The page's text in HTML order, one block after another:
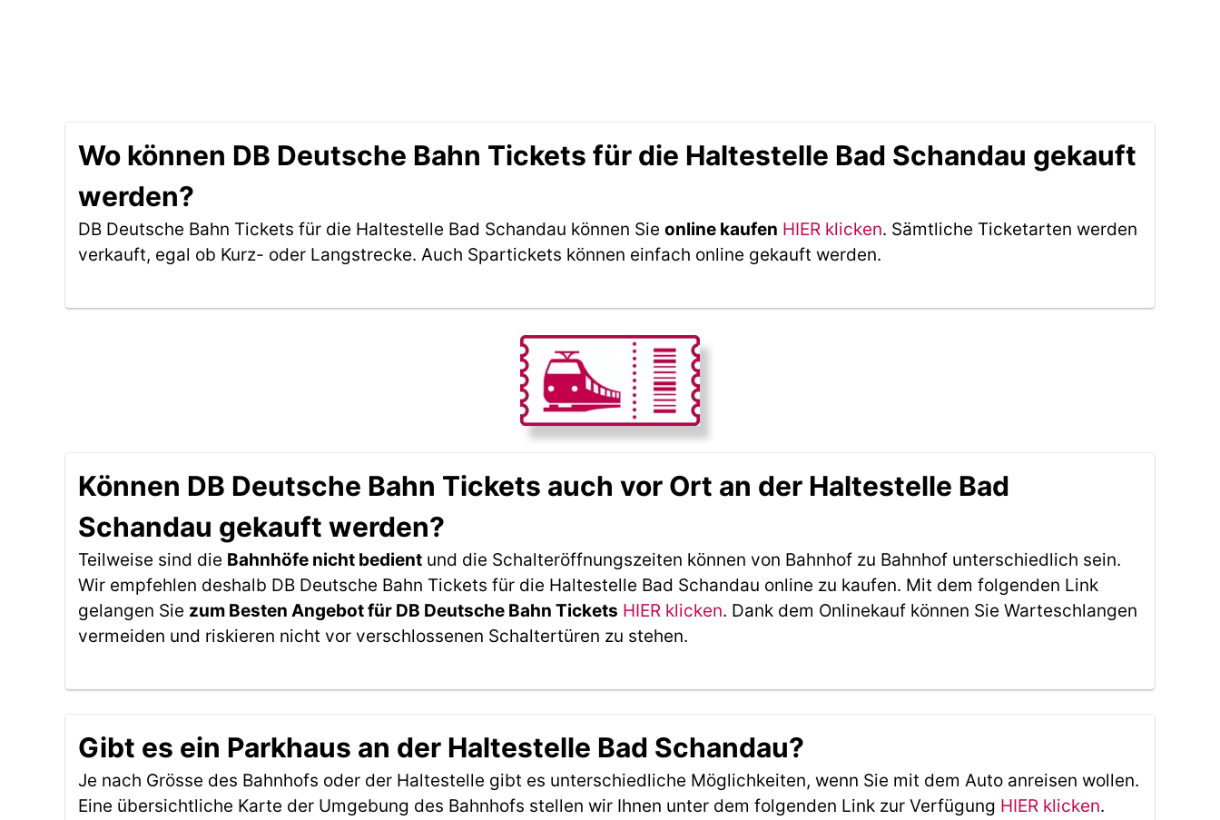
Wo können DB Deutsche Bahn Tickets für die Haltestelle Bad Schandau gekauft
werden?
DB Deutsche Bahn Tickets für die Haltestelle Bad Schandau können Sie online kaufen HIER klicken. Sämtliche Ticketarten werden
verkauft, egal ob Kurz- oder Langstrecke. Auch Spartickets können einfach online gekauft werden.
Können DB Deutsche Bahn Tickets auch vor Ort an der Haltestelle Bad
Schandau gekauft werden?
Teilweise sind die Bahnhöfe nicht bedient und die Schalteröffnungszeiten können von Bahnhof zu Bahnhof unterschiedlich sein.
Wir empfehlen deshalb DB Deutsche Bahn Tickets für die Haltestelle Bad Schandau online zu kaufen. Mit dem folgenden Link
gelangen Sie zum Besten Angebot für DB Deutsche Bahn Tickets HIER klicken. Dank dem Onlinekauf können Sie Warteschlangen
vermeiden und riskieren nicht vor verschlossenen Schaltertüren zu stehen.
Gibt es ein Parkhaus an der Haltestelle Bad Schandau?
Je nach Grösse des Bahnhofs oder der Haltestelle gibt es unterschiedliche Möglichkeiten, wenn Sie mit dem Auto anreisen wollen.
Eine übersichtliche Karte der Umgebung des Bahnhofs stellen wir Ihnen unter dem folgenden Link zur Verfügung HIER klicken.